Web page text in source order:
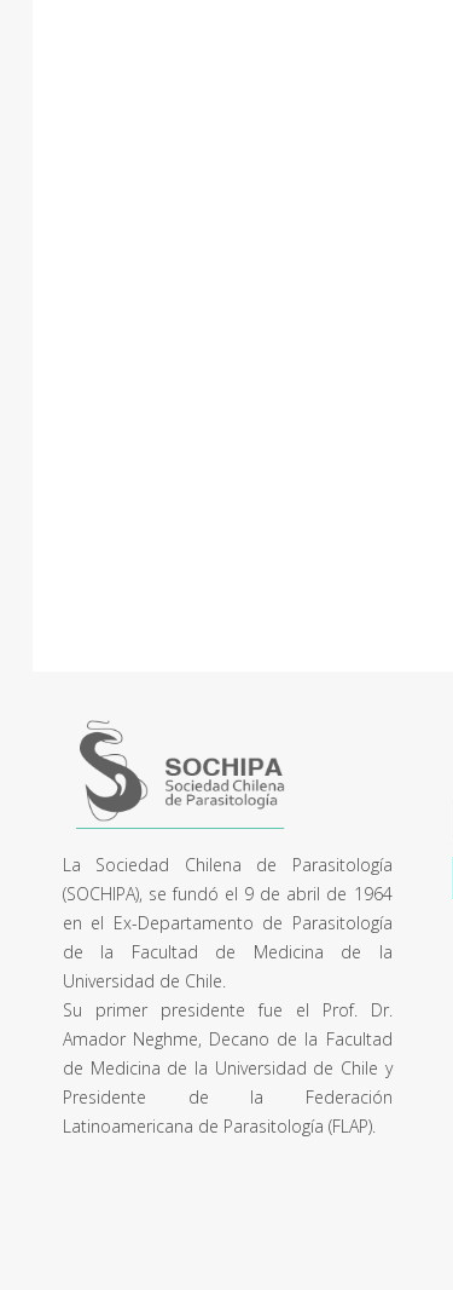
La Sociedad Chilena de Parasitología
(SOCHIPA), se fundó el 9 de abril de 1964
en el Ex-Departamento de Parasitología
de la Facultad de Medicina de la
Universidad de Chile.
Su primer presidente fue el Prof. Dr.
Amador Neghme, Decano de la Facultad
de Medicina de la Universidad de Chile y
Presidente de la Federación
Latinoamericana de Parasitología (FLAP).